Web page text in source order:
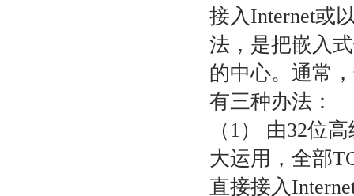
接入Internet
法，是把嵌入
的中心。通常
有三种办
（1） 由32位
大运用，全部
直接接入